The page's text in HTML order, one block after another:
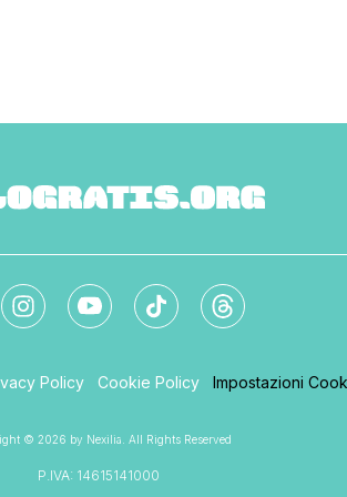
Policy Cookie Policy Impostazioni
© 2026 by Nexilia. All Rights Reserved
P.IVA: 14615141000